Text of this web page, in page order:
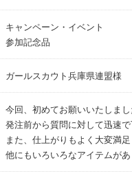
キャンペーン・イベント
参加記念品
ガールスカウト兵庫県連盟様
今回、初めてお願いいたしまし
発注前から質問に対して迅速
また、仕上がりもよく大変満足
他にもいろいろなアイテムが